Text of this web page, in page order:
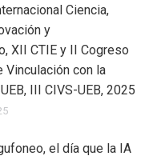
Ciencia,
y
XII CTIE y II Cogreso
Vinculación con la
III CIVS-UEB, 2025
el día que la IA